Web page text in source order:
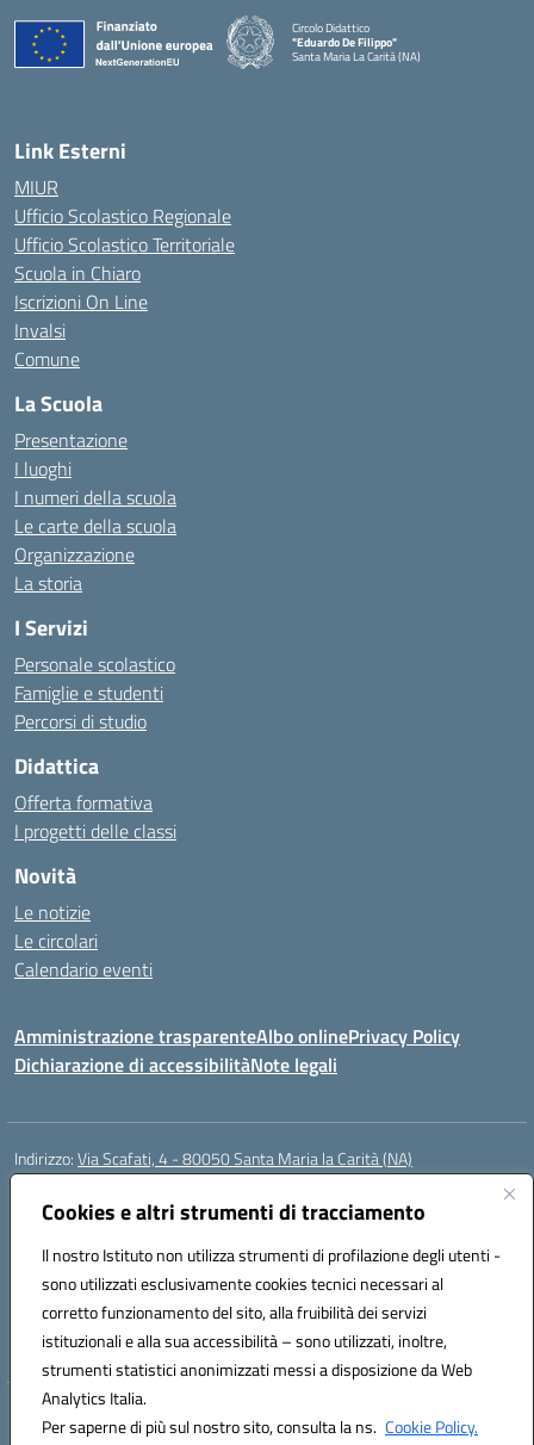
Cookies e altri strumenti di tracciamento
Il nostro Istituto non utilizza strumenti di profilazione degli utenti -
sono utilizzati esclusivamente cookies tecnici necessari al
corretto funzionamento del sito, alla fruibilità dei servizi
istituzionali e alla sua accessibilità – sono utilizzati, inoltre,
strumenti statistici anonimizzati messi a disposizione da Web
Analytics Italia.
Per saperne di più sul nostro sito, consulta la ns. Cookie Policy.
Circolo Didattico
"Eduardo De Filippo"
Santa Maria La Carità (NA)
Link Esterni
MIUR
Ufficio Scolastico Regionale
Ufficio Scolastico Territoriale
Scuola in Chiaro
Iscrizioni On Line
Invalsi
Comune
La Scuola
Presentazione
I luoghi
I numeri della scuola
Le carte della scuola
Organizzazione
La storia
I Servizi
Personale scolastico
Famiglie e studenti
Percorsi di studio
Didattica
Offerta formativa
I progetti delle classi
Novità
Le notizie
Le circolari
Calendario eventi
Amministrazione trasparenteAlbo onlinePrivacy Policy
Dichiarazione di accessibilitàNote legali
Indirizzo:Via Scafati, 4 - 80050 Santa Maria la Carità (NA)
Centralino:
Posta elettronica certificata (PEC):NAEE21900T@pec.istruzione.it
Codice fiscale: 90016250632
Codice meccanografico:NAEE21900T
Codice Indice delle Pubbliche Amministrazioni (IPA): istsc_naee21900t
Codice unico di fatturazione (CUF): UFZ0X6
Hosting & Powered by 3D Solution S.r.l.